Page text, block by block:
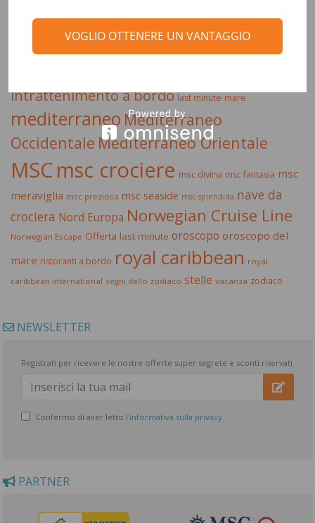
ai caraibicrociera di lussocrociera
mediterraneo
crociera nord europa
intrattenimento a bordo last minute mare
mediterraneo Mediterraneo
Occidentale Mediterraneo Orientale
MSCmsc crociere msc divina msc fantasia msc
meraviglia msc preziosa msc seaside msc splendida nave da
crociera Nord Europa Norwegian Cruise Line
Norwegian Escape Offerta last minute oroscopo oroscopo del
mare ristoranti a bordo royal caribbean royal
caribbean international segni dello zodiaco stelle vacanza zodiaco
NEWSLETTER
Registrati per ricevere le nostre offerte super segrete e sconti riservati
Confermo di aver letto l'informativa sulla privacy
PARTNER
VOGLIO OTTENERE UN VANTAGGIO